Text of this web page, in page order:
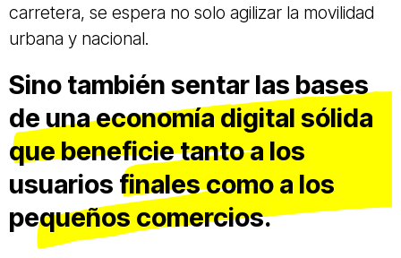
carretera, se espera no solo agilizar la movilidad
urbana y nacional.
Sino también sentar las bases
de una economía digital sólida
que beneficie tanto a los
usuarios finales como a los
pequeños comercios.